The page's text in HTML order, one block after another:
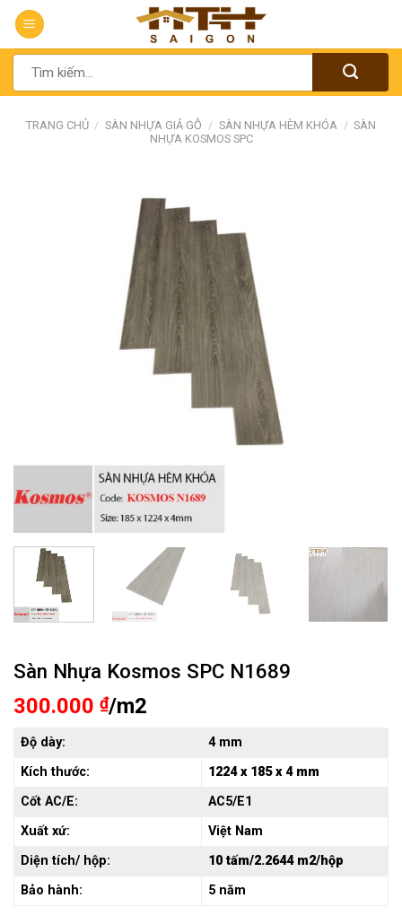
Chuyển
đến
nộiTìm
kiếm:
TRANG CHỦ / SÀN NHỰA GIẢ GỖ / SÀN NHỰA HÈM KHÓA / SÀN
NHỰA KOSMOS SPC
Sàn Nhựa Kosmos SPC N1689
300.000 ₫/m2
Độ dày:
4 mm
Kích thước:
1224 x 185 x 4 mm
Cốt AC/E:
AC5/E1
Xuất xứ:
Việt Nam
Diện tích/ hộp:
10 tấm/2.2644 m2/hộp
Bảo hành:
5 năm